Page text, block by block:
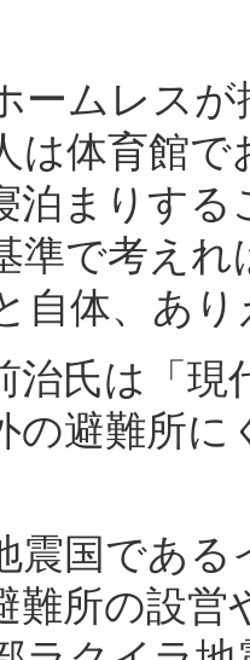
ムレスが
は体育館
泊まりす
準で考え
自体、あり
治氏は「現
の避難所
震国であ
難所の設